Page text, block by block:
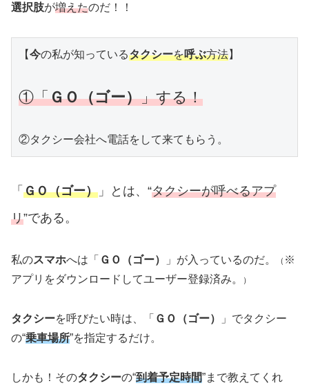
選択肢が増えたのだ！！
【今の私が知っているタクシーを呼ぶ方法】
①「ＧＯ（ゴー）」する！
②タクシー会社へ電話をして来てもらう。
「 ＧＯ（ゴー） 」とは、“タクシーが呼べるアプ
リ”である。
私のスマホへは「 ＧＯ（ゴー） 」が入っているのだ。 （ ※
アプリをダウンロードしてユーザー登録済み。
）
タクシーを呼びたい時は、「 ＧＯ（ゴー）
」でタクシー
の“乗車場所”を指定するだけ。
しかも！そのタクシーの“到着予定時間”まで教えてくれ